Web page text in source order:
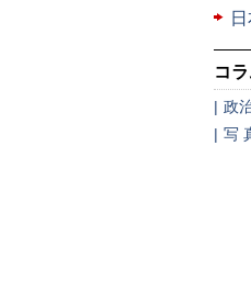
コ
| 政
| 写